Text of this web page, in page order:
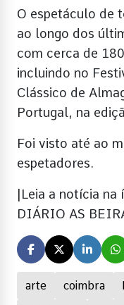
arte coimbra
O espetáculo de
ao longo dos
com cerca de
incluindo no
Clássico de
Portugal, na
Foi visto até ao
espetadores.
|Leia a notícia na
DIÁRIO AS